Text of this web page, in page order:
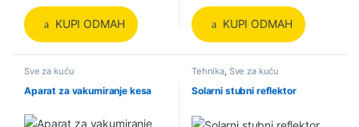
KUPI ODMAH KUPI ODMAH
Sve za kuću
Aparat za vakumiranje kesa
Tehnika Sve za kuću
Solarni stubni reflektor